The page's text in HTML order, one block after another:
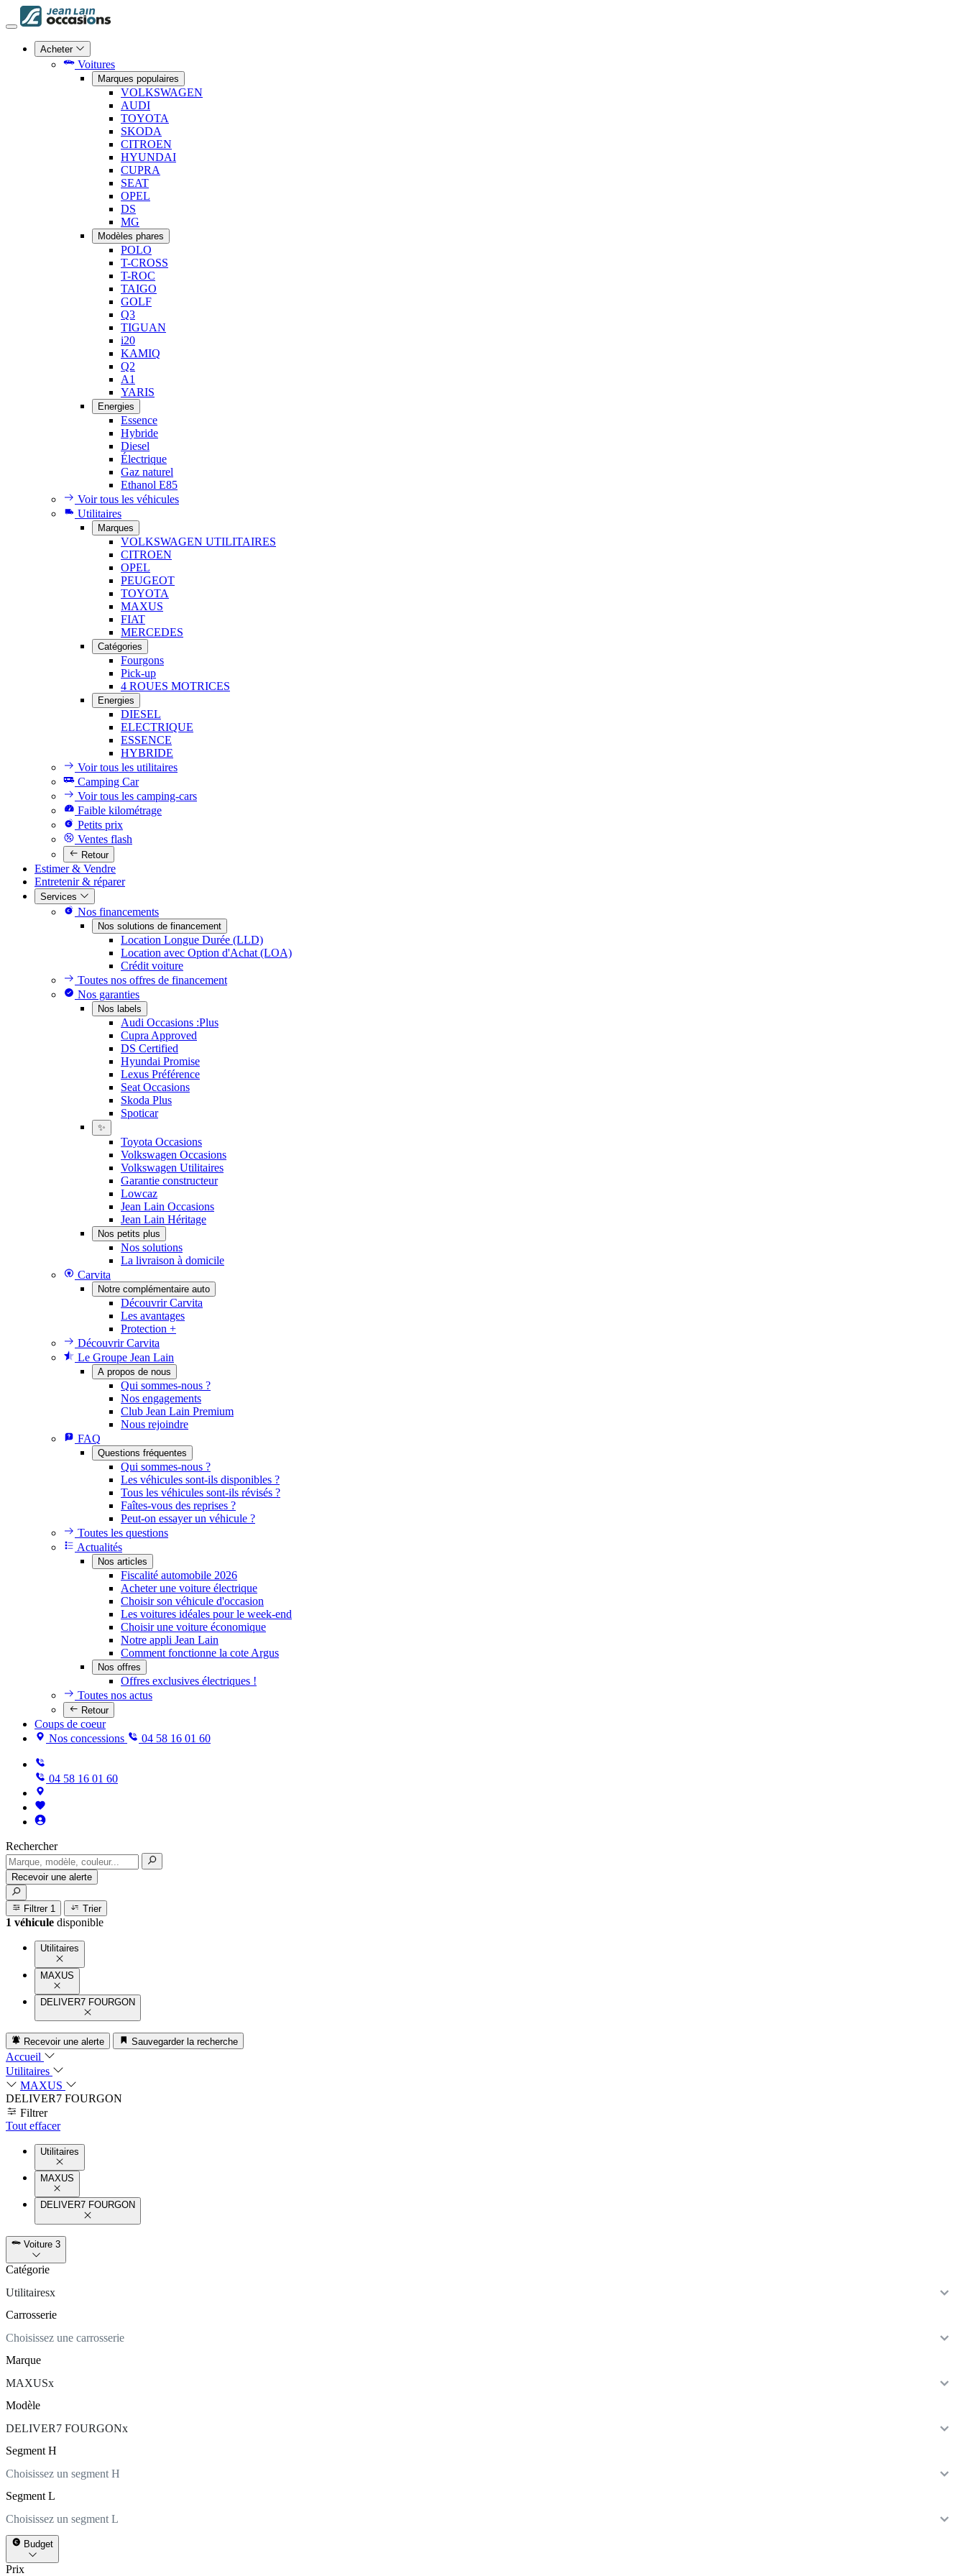
Acheter
Voitures
Marques populaires
VOLKSWAGEN
AUDI
TOYOTA
SKODA
CITROEN
HYUNDAI
CUPRA
SEAT
OPEL
DS
MG
Modèles phares
POLO
T-CROSS
T-ROC
TAIGO
GOLF
Q3
TIGUAN
i20
KAMIQ
Q2
A1
YARIS
Energies
Essence
Hybride
Diesel
Électrique
Gaz naturel
Ethanol E85
Voir tous les véhicules
Utilitaires
Marques
VOLKSWAGEN UTILITAIRES
CITROEN
OPEL
PEUGEOT
TOYOTA
MAXUS
FIAT
MERCEDES
Catégories
Fourgons
Pick-up
4 ROUES MOTRICES
Energies
DIESEL
ELECTRIQUE
ESSENCE
HYBRIDE
Voir tous les utilitaires
Camping Car
Voir tous les camping-cars
Faible kilométrage
Petits prix
Ventes flash
Retour
Estimer & Vendre
Entretenir & réparer
Services
Nos financements
Nos solutions de financement
Location Longue Durée (LLD)
Location avec Option d'Achat (LOA)
Crédit voiture
Toutes nos offres de financement
Nos garanties
Nos labels
Audi Occasions :Plus
Cupra Approved
DS Certified
Hyundai Promise
Lexus Préférence
Seat Occasions
Skoda Plus
Spoticar
✨
Toyota Occasions
Volkswagen Occasions
Volkswagen Utilitaires
Garantie constructeur
Lowcaz
Jean Lain Occasions
Jean Lain Héritage
Nos petits plus
Nos solutions
La livraison à domicile
Carvita
Notre complémentaire auto
Découvrir Carvita
Les avantages
Protection +
Découvrir Carvita
Le Groupe Jean Lain
A propos de nous
Qui sommes-nous ?
Nos engagements
Club Jean Lain Premium
Nous rejoindre
FAQ
Questions fréquentes
Qui sommes-nous ?
Les véhicules sont-ils disponibles ?
Tous les véhicules sont-ils révisés ?
Faîtes-vous des reprises ?
Peut-on essayer un véhicule ?
Toutes les questions
Actualités
Nos articles
Fiscalité automobile 2026
Acheter une voiture électrique
Choisir son véhicule d'occasion
Les voitures idéales pour le week-end
Choisir une voiture économique
Notre appli Jean Lain
Comment fonctionne la cote Argus
Nos offres
Offres exclusives électriques !
Toutes nos actus
Retour
Coups de coeur
Nos concessions
04 58 16 01 60
04 58 16 01 60
Rechercher
Recevoir une alerte
Filtrer 1 Trier
1 véhicule disponible
Utilitaires
MAXUS
DELIVER7 FOURGON
Recevoir une alerte Sauvegarder la recherche
Accueil
Utilitaires
MAXUS
DELIVER7 FOURGON
Filtrer
Tout effacer
Utilitaires
MAXUS
DELIVER7 FOURGON
Voiture 3
Catégorie
Utilitairesx
Carrosserie
Choisissez une carrosserie
Marque
MAXUSx
Modèle
DELIVER7 FOURGONx
Segment H
Choisissez un segment H
Segment L
Choisissez un segment L
Budget
Prix